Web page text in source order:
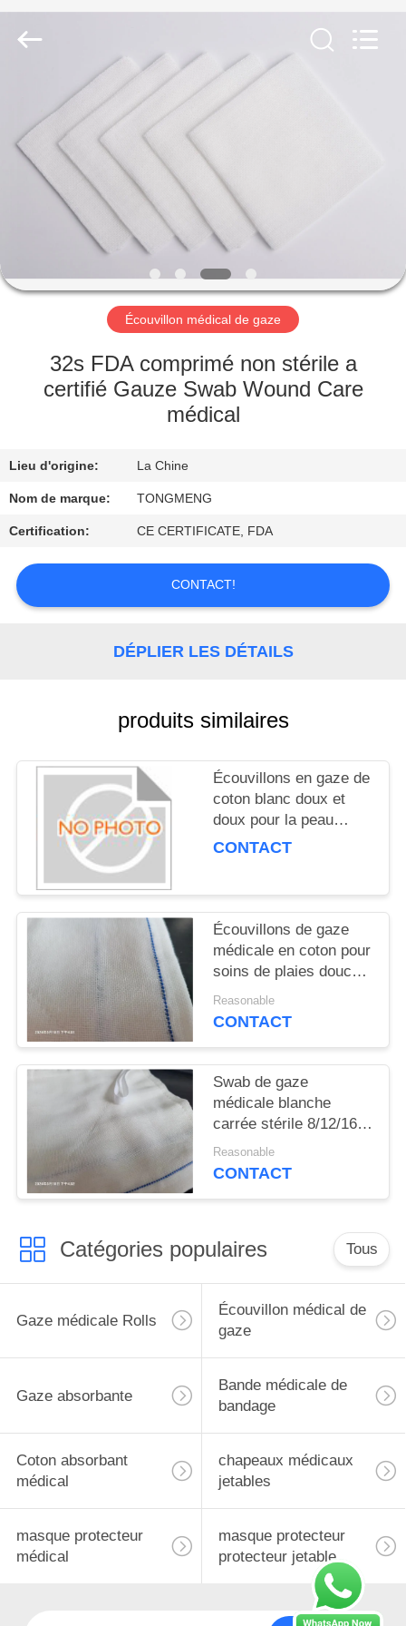
MAISON
PRODUITS
DE
NOUS
VISITE
D'USINE
DE
QUALITÉ
CONTACTEZ-
NOUS
DEMANDEZ
Fournisseur.
Copyright
disposablemedical-
products.com.
Reserved.
Developed
Écouvillon médical de gaze
32s FDA comprimé non stérile a
certifié Gauze Swab Wound Care
médical
Lieu d'origine: La Chine
Nom de marque: TONGMENG
Certification: CE CERTIFICATE, FDA
CONTACT!
DÉPLIER LES DÉTAILS
produits similaires
Écouvillons en gaze de
coton blanc doux et
doux pour la peau
sensible
CONTACT
Écouvillons de gaze
médicale en coton pour
soins de plaies douces
certifiés ISO
Reasonable
CONTACT
Swab de gaze
médicale blanche
carrée stérile 8/12/16
Ply Absorbance 100
pièces par sac
Reasonable
CONTACT
Catégories populaires Tous
Gaze médicale Rolls
Écouvillon médical de
gaze
Gaze absorbante
Bande médicale de
bandage
Coton absorbant
médical
chapeaux médicaux
jetables
masque protecteur
médical
masque protecteur
protecteur jetable